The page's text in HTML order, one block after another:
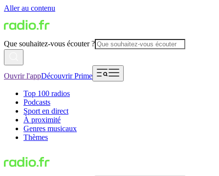
Aller au contenu
Que souhaitez-vous écouter ?
Ouvrir l'appDécouvrir Prime
Top 100 radios
Podcasts
Sport en direct
À proximité
Genres musicaux
Thèmes